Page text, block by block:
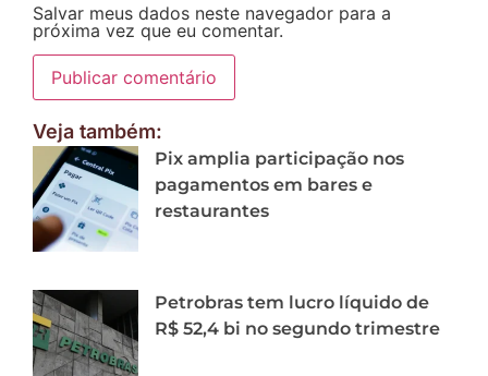
Salvar meus dados neste navegador para a
próxima vez que eu comentar.
Veja também:
Pix amplia participação nos
pagamentos em bares e
restaurantes
Petrobras tem lucro líquido de
R$ 52,4 bi no segundo trimestre